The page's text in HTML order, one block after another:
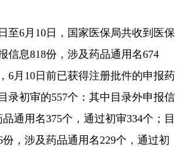
6月10日，国家医保局共收到医保
信息818份，涉及药品通用名674
6月10日前已获得注册批件的申报药
录初审的557个：其中目录外申报信
通用名375个，通过初审334个；目
，涉及药品通用名229个，通过初